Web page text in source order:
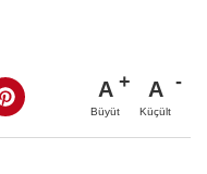
A
Büyüt
A
Küçült